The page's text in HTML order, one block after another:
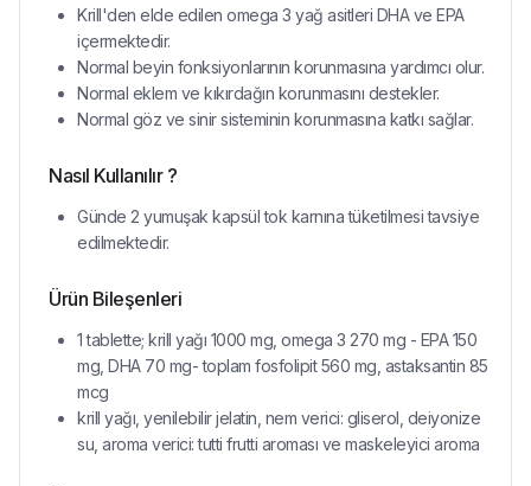
Krill'den elde edilen omega 3 yağ asitleri DHA ve EPA
içermektedir.
Normal beyin fonksiyonlarının korunmasına yardımcı olur.
Normal eklem ve kıkırdağın korunmasını destekler.
Normal göz ve sinir sisteminin korunmasına katkı sağlar.
Nasıl Kullanılır ?
Günde 2 yumuşak kapsül tok karnına tüketilmesi tavsiye
edilmektedir.
Ürün Bileşenleri
1 tablette; krill yağı 1000 mg, omega 3 270 mg - EPA 150
mg, DHA 70 mg- toplam fosfolipit 560 mg, astaksantin 85
mcg
krill yağı, yenilebilir jelatin, nem verici: gliserol, deiyonize
su, aroma verici: tutti frutti aroması ve maskeleyici aroma